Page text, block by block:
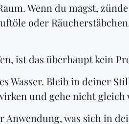
Wenn du magst,
oder
ist das überhaupt kein
Wasser. Bleib in deiner
und gehe nicht
Anwendung, was sich in